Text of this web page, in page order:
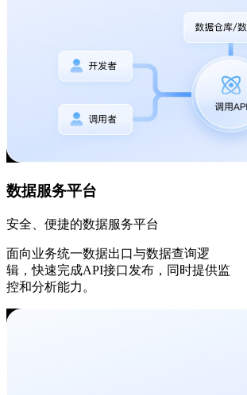
数据服务平台
安全、便捷的数据服务平台
面向业务统一数据出口与数据查询逻
辑，快速完成API接口发布，同时提供监
控和分析能力。